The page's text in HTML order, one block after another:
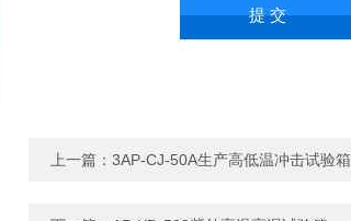
上一篇： 3AP-CJ-50A生产高低温冲击试验箱